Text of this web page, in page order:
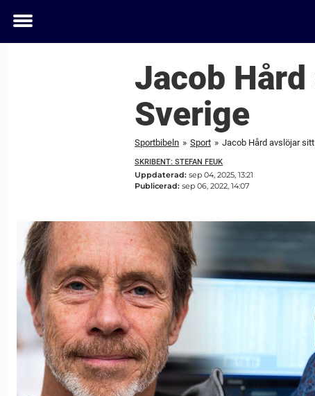
Toggle
Jacob
Sverige
Sportbibeln » Sport » Jacob Hård avslöjar
SKRIBENT: STEFAN FEUK
Uppdaterad: sep 04, 2025, 13:21
Publicerad: sep 06, 2022, 14:07